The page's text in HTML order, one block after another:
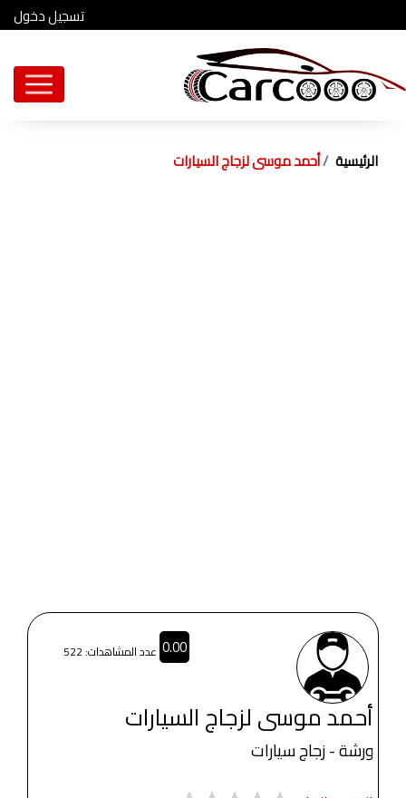
تسجيل دخول
الرئيسية أحمد موسى لزجاج السيارات
أحمد موسى لزجاج السيارات
ورشة - زجاج سيارات
0.00 عدد المشاهدات: 522